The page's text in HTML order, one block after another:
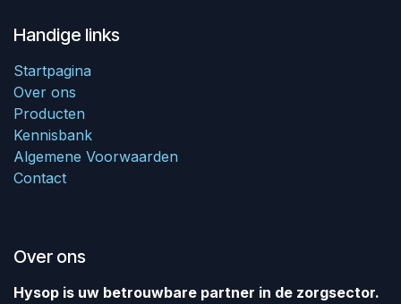
Handige links
Startpagina
Over ons
Producten
Kennisbank
Algemene Voorwaarden
Contact
Over ons
Hysop is uw betrouwbare partner in de zorgsector.